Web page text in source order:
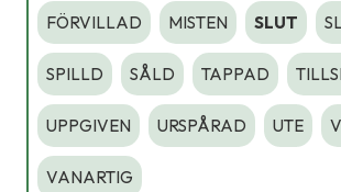
FÖRVILLAD MISTEN SLUT
SPILLD SÅLD TAPPAD
UPPGIVEN URSPÅRAD UTE
VANARTIG